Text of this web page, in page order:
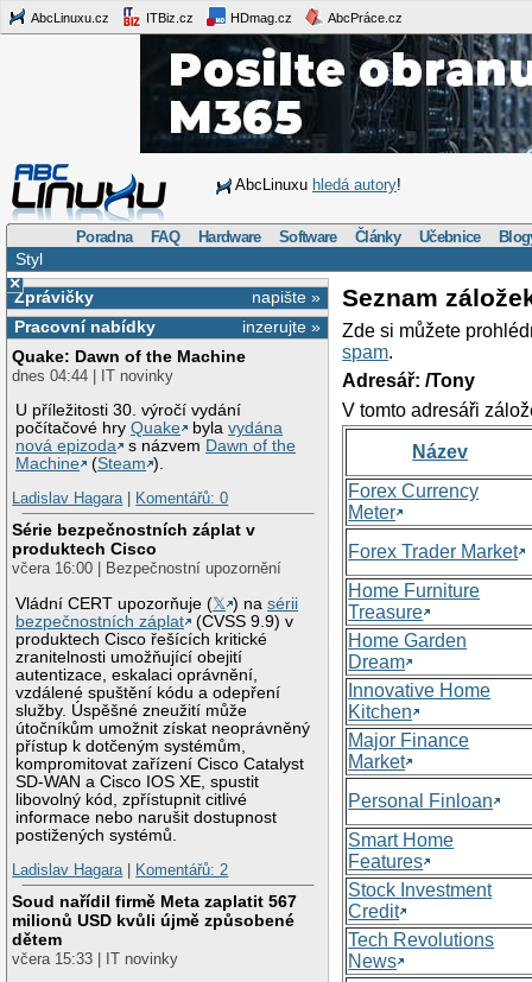
AbcLinuxu.cz ITBiz.cz HDmag.cz AbcPráce.cz
AbcLinuxu hledá autory!
Poradna FAQ Hardware Software Články Učebnice
Styl
×
napište »
Zprávičky
inzerujte »
Pracovní nabídky
Quake: Dawn of the Machine
dnes 04:44 | IT novinky
U příležitosti 30. výročí vydání
počítačové hryQuake bylavydána
nová epizoda
s názvem Dawn of the
Machine
(Steam ).
Ladislav Hagara| Komentářů: 0
Série bezpečnostních záplat v
produktech Cisco
včera 16:00 | Bezpečnostní upozornění
Vládní CERT upozorňuje (𝕏 ) nasérii
bezpečnostních záplat
(CVSS 9.9) v
produktech Cisco řešících kritické
zranitelnosti umožňující obejití
autentizace, eskalaci oprávnění,
vzdálené spuštění kódu a odepření
služby. Úspěšné zneužití může
útočníkům umožnit získat neoprávněný
přístup k dotčeným systémům,
kompromitovat zařízení Cisco Catalyst
SD-WAN a Cisco IOS XE, spustit
libovolný kód, zpřístupnit citlivé
informace nebo narušit dostupnost
postižených systémů.
Ladislav Hagara| Komentářů: 2
Soud nařídil firmě Meta zaplatit 567
milionů USD kvůli újmě způsobené
dětem
včera 15:33 | IT novinky
Seznam
Zde si můžete
spam.
Adresář: /Tony
V tomto adresáři
Název
Forex Currency
Meter
Forex Trader Market
Home Furniture
Treasure
Home Garden
Dream
Innovative Home
Kitchen
Major Finance
Market
Personal Finloan
Smart Home
Features
Stock Investment
Credit
Tech Revolutions
News